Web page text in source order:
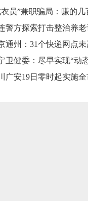
警方探索打击整治养
卫健委：尽早实现“动
广安19日零时起实施